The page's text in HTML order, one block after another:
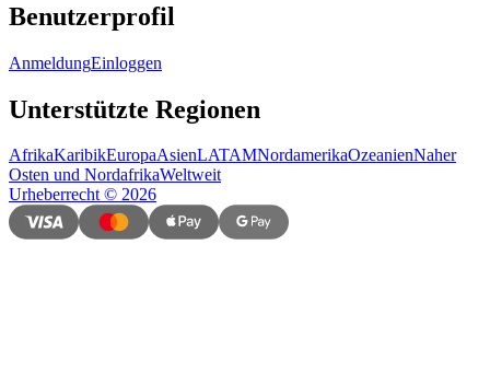
Benutzerprofil
AnmeldungEinloggen
Unterstützte Regionen
AfrikaKaribikEuropaAsienLATAMNordamerikaOzeanienNaher
Osten und NordafrikaWeltweit
Urheberrecht© 2026